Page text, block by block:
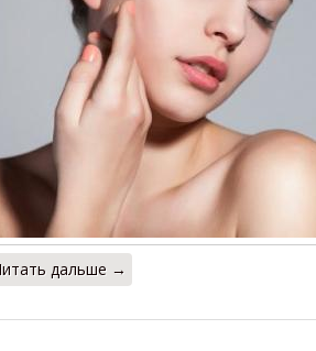
дальше →